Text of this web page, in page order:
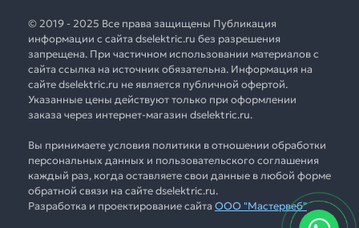
© 2019 - 2025 Все права защищены Публикация
информации с сайта dselektric.ru без разрешения
запрещена. При частичном использовании материалов с
сайта ссылка на источник обязательна. Информация на
сайте dselektric.ru не является публичной офертой.
Указанные цены действуют только при оформлении
заказа через интернет-магазин dselektric.ru.
Вы принимаете условия политики в отношении обработки
персональных данных и пользовательского соглашения
каждый раз, когда оставляете свои данные в любой форме
обратной связи на сайте dselektric.ru.
Разработка и проектирование сайта ООО "Мастервеб"